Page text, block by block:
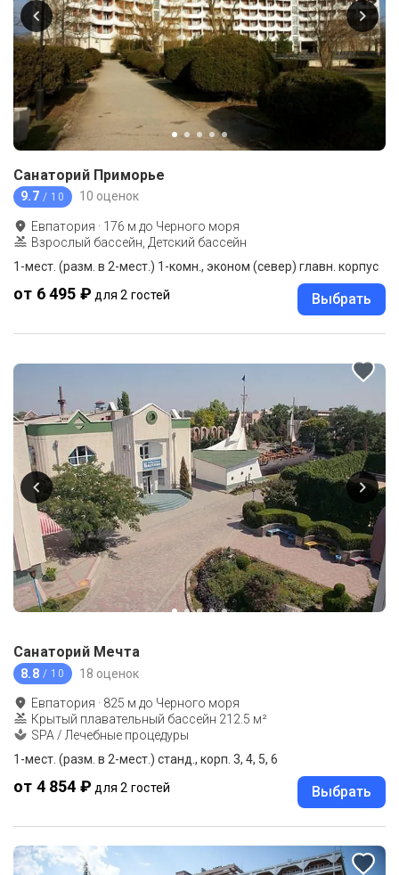
Санаторий Приморье
9.7 / 10 10 оценок
Евпатория · 176 м до Черного моря
Взрослый бассейн, Детский бассейн
1-мест. (разм. в 2-мест.) 1-комн., эконом (север) главн. корпус
от 6 495 ₽ для 2 гостей Выбрать
Санаторий Мечта
8.8 / 10 18 оценок
Евпатория · 825 м до Черного моря
Крытый плавательный бассейн 212.5 м²
SPA / Лечебные процедуры
1-мест. (разм. в 2-мест.) станд., корп. 3, 4, 5, 6
от 4 854 ₽ для 2 гостей Выбрать